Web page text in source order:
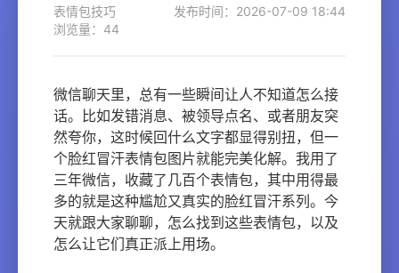
表情包技巧
发布时间：2026-07-09 18:44
浏览量：44
微信聊天里，总有一些瞬间让人不知道怎么接
话。比如发错消息、被领导点名、或者朋友突
然夸你，这时候回什么文字都显得别扭，但一
个脸红冒汗表情包图片就能完美化解。我用了
三年微信，收藏了几百个表情包，其中用得最
多的就是这种尴尬又真实的脸红冒汗系列。今
天就跟大家聊聊，怎么找到这些表情包，以及
怎么让它们真正派上用场。